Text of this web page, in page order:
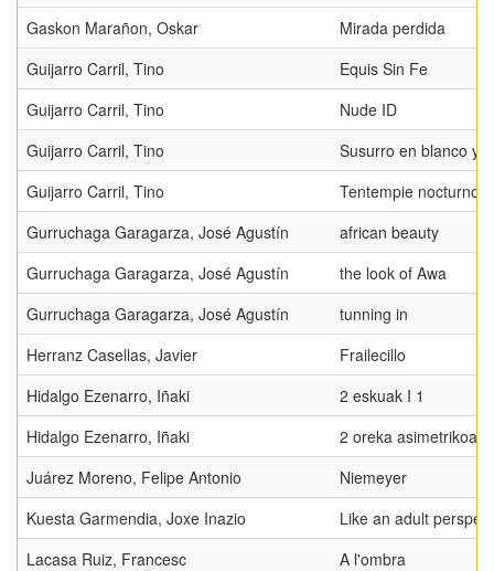
Gaskon Marañon, Oskar
Mirada perdida
Guijarro Carril, Tino
Equis Sin Fe
Guijarro Carril, Tino
Nude ID
Guijarro Carril, Tino
Susurro en blanco y
Guijarro Carril, Tino
Tentempie nocturno
Gurruchaga Garagarza, José Agustín
african beauty
Gurruchaga Garagarza, José Agustín
the look of Awa
Gurruchaga Garagarza, José Agustín
tunning in
Herranz Casellas, Javier
Frailecillo
Hidalgo Ezenarro, Iñaki
2 eskuak I 1
Hidalgo Ezenarro, Iñaki
2 oreka asimetrikoa
Juárez Moreno, Felipe Antonio
Niemeyer
Kuesta Garmendia, Joxe Inazio
Like an adult
Lacasa Ruiz, Francesc
A l'ombra